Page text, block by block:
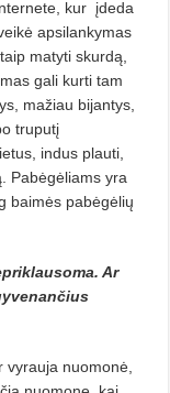
kur įdeda
apsilankymas
matyti skurdą,
gali kurti tam
mažiau bijantys,
truputį
indus plauti,
Pabėgėliams yra
baimės pabėgėlių
Ar
vyrauja nuomonė,